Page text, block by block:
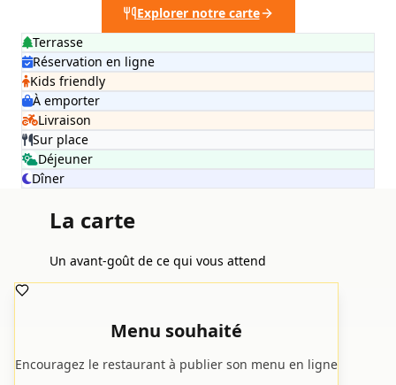
Explorer notre carte
Terrasse
Réservation en ligne
Kids friendly
À emporter
Livraison
Sur place
Déjeuner
Dîner
La carte
Un avant-goût de ce qui vous attend
Menu souhaité
Encouragez le restaurant à publier son menu en ligne